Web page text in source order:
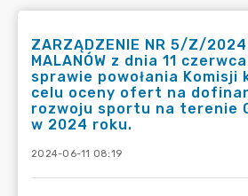
ZARZĄDZENIE NR 5/Z/2024
MALANÓW z dnia 11
sprawie powołania Komisji
celu oceny ofert na
rozwoju sportu na terenie
w 2024 roku.
2024-06-11 08:19